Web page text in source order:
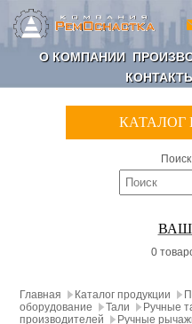
О КОМПАНИИ
КАТАЛОГ
ВАШ
0
Главная Каталог продукции
оборудование
Тали
Ручные
производителей
Ручные